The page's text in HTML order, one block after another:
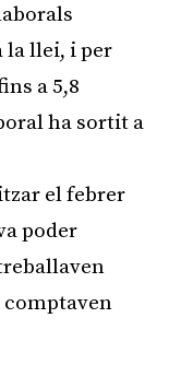
la llei, i per
a 5,8
ha sortit a
el febrer
poder